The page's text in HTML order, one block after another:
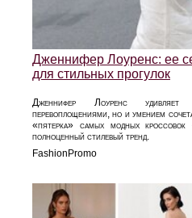
Дженнифер Лоуренс: ее
для стильных прогулок
Дженнифер Лоуренс
перевоплощениями, но и умением
«пятерка» самых модных
полноценный стилевый тренд.
FashionPromo